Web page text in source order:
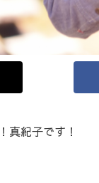
真紀子です！